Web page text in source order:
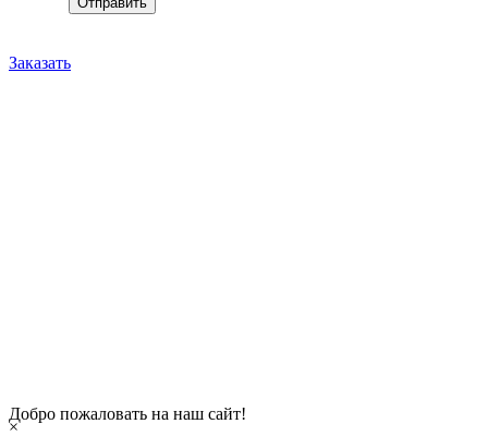
Заказать
Добро пожаловать на наш сайт!
×